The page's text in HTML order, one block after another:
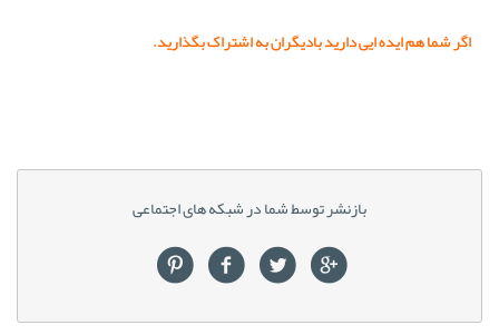
اگر شما هم ایده ایی دارید بادیگران به اشتراک بگذارید.
بازنشر توسط شما در شبکه های اجتماعی